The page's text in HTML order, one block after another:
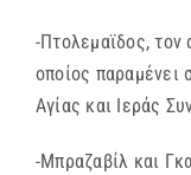
-Πτολεμαϊδος,
οποίος παραμένει
Αγίας και Ιεράς
-Μπραζαβίλ και